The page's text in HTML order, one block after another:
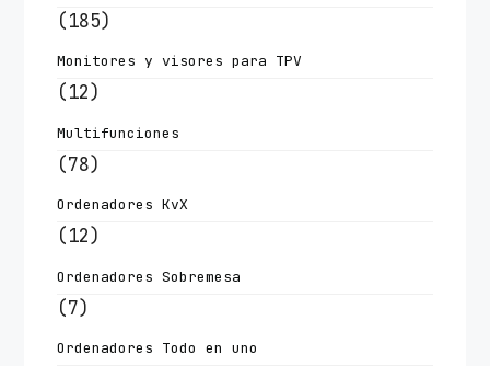
(185)
Monitores y visores para TPV
(12)
Multifunciones
(78)
Ordenadores KvX
(12)
Ordenadores Sobremesa
(7)
Ordenadores Todo en uno